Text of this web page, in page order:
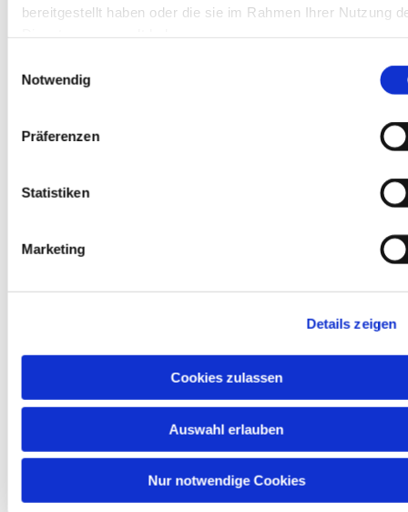
bereitgestellt haben oder die sie im Rahmen Ihrer Nutzung
Notwendig
Präferenzen
Statistiken
Marketing
Details zeigen
Cookies zulassen
Auswahl erlauben
Nur notwendige Cookies
Verantwortlichen aufnimmt, werden die von der
einer betroffenen Person an den für die
Bearbeitung oder der Kontaktaufnahme zur
Dritte.
von personenbezogenen Daten
Daten der betroffenen Person nur für den
Speicherungszwecks erforderlich ist oder sofern
dies durch den Europäischen Richtlinien- und
Gesetzgeber in Gesetzen oder Vorschriften,
welchen der für die Verarbeitung Verantwortliche
Europäischen Richtlinien- und Verordnungsgeber
oder einem anderen zuständigen Gesetzgeber